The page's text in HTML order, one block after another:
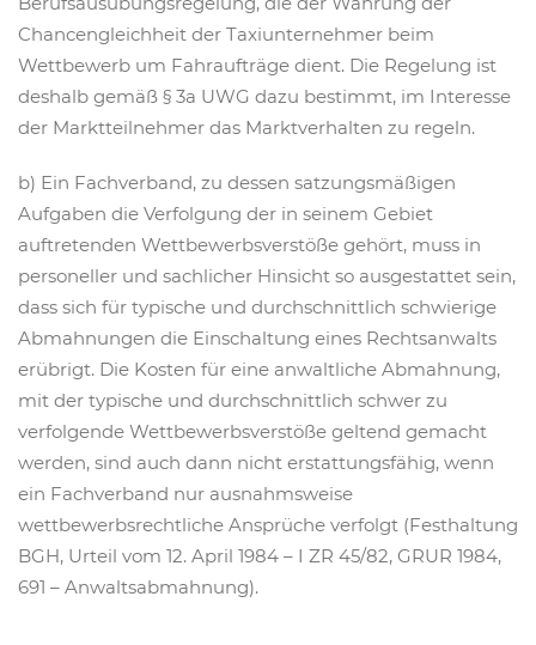
Chancengleichheit der Taxiunternehmer beim
Wettbewerb um Fahraufträge dient. Die Regelung ist
deshalb gemäß § 3a UWG dazu bestimmt, im Interesse
der Marktteilnehmer das Marktverhalten zu regeln.
b) Ein Fachverband, zu dessen satzungsmäßigen
Aufgaben die Verfolgung der in seinem Gebiet
auftretenden Wettbewerbsverstöße gehört, muss in
personeller und sachlicher Hinsicht so ausgestattet sein,
dass sich für typische und durchschnittlich schwierige
Abmahnungen die Einschaltung eines Rechtsanwalts
erübrigt. Die Kosten für eine anwaltliche Abmahnung,
mit der typische und durchschnittlich schwer zu
verfolgende Wettbewerbsverstöße geltend gemacht
werden, sind auch dann nicht erstattungsfähig, wenn
ein Fachverband nur ausnahmsweise
wettbewerbsrechtliche Ansprüche verfolgt (Festhaltung
BGH, Urteil vom 12. April 1984 – I ZR 45/82, GRUR 1984,
691 – Anwaltsabmahnung).